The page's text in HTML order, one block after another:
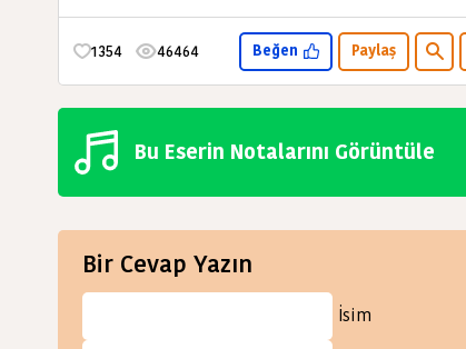
1354 46464 Beğen Paylaş
Bu Eserin Notalarını Görüntüle
Bir Cevap Yazın
İsim